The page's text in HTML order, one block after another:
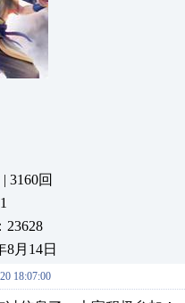
3160回
23628
8月14日
18:07:00